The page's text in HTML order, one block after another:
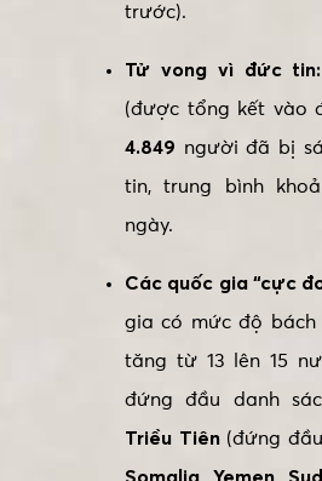
trước).
Tử vong vì đức tin:
(được tổng kết vào
4.849 người đã bị
tin, trung bình
ngày.
Các quốc gia “cực
gia có mức độ bách
tăng từ 13 lên 15
đứng đầu danh
Triều Tiên(đứng đầu
Somalia, Yemen,